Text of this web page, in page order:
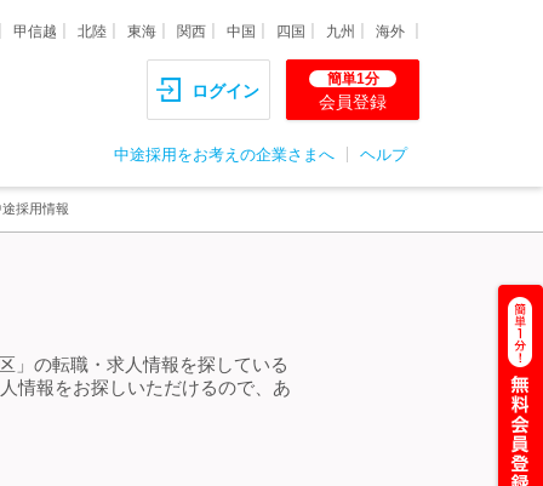
甲信越 北陸 東海 関西 中国 四国 九州 海外
ログイン
簡単1分
会員登録
中途採用をお考えの企業さまへ ヘルプ
採用情報
」の転職・求人情報を探している
情報をお探しいただけるので、あ